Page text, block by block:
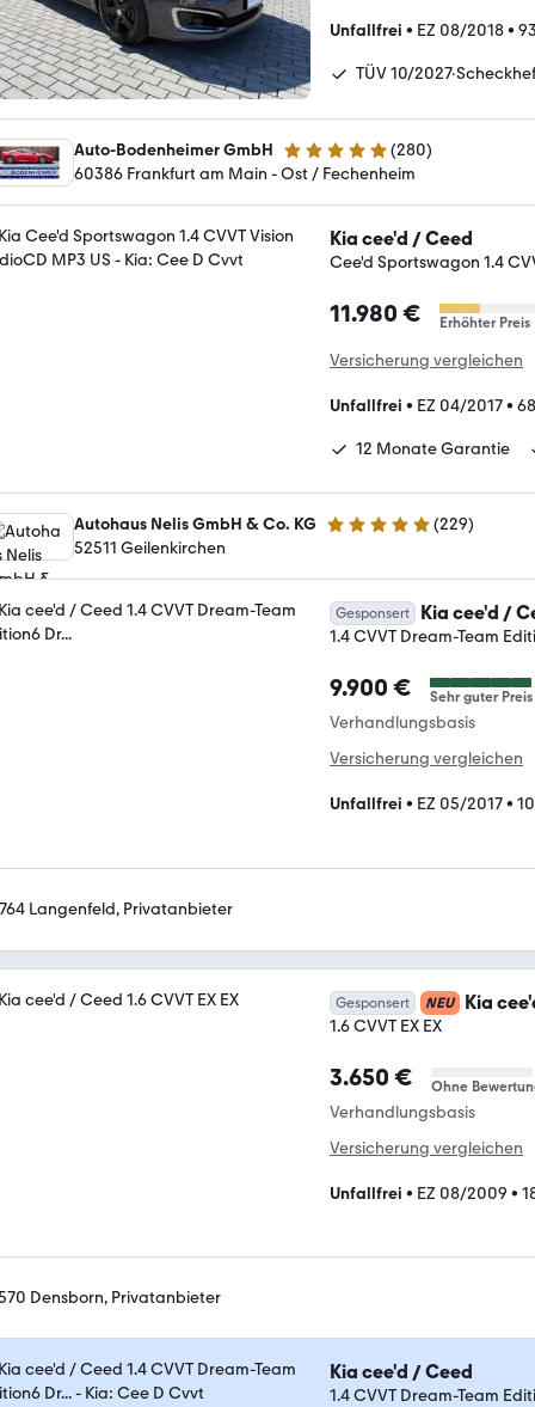
Unfallfrei • EZ 08/2018•
TÜV 10/
Auto-Bodenheimer GmbH 4.8 Sterne (280)
60386 Frankfurt am Main - Ost / Fechenheim
Kia cee'd / Ceed
Cee'd Sportswagon 1.4
11.980 € Erhöhter Preis
Versicherung vergleichen
Unfallfrei • EZ 04/2017•
12 Monate Garantie
Autohaus Nelis GmbH & Co. KG 4.9 Sterne (229)
52511 Geilenkirchen
Gesponsert Kia cee'd /
1.4 CVVT Dream-Team
9.900 € Sehr guter Preis
Verhandlungsbasis
Versicherung vergleichen
Unfallfrei • EZ 05/2017•
Langenfeld, Privatanbieter
Gesponsert NEU Kia
1.6 CVVT EX EX
3.650 € Ohne
Verhandlungsbasis
Versicherung vergleichen
Unfallfrei • EZ 08/2009 •
Densborn, Privatanbieter
Kia cee'd / Ceed
1.4 CVVT Dream-Team